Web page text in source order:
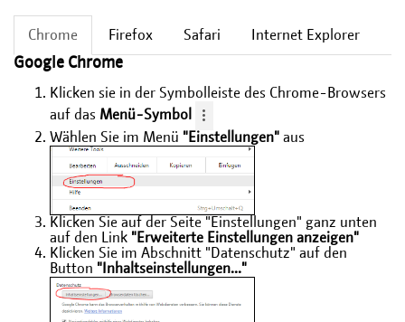
Chrome Firefox Safari Internet Explorer
Google Chrome
Klicken sie in der Symbolleiste des Chrome-Browsers
auf das Menü-Symbol
Wählen Sie im Menü "Einstellungen" aus
Klicken Sie auf der Seite "Einstellungen" ganz unten
auf den Link "Erweiterte Einstellungen anzeigen"
Klicken Sie im Abschnitt "Datenschutz" auf den
Button "Inhaltseinstellungen..."